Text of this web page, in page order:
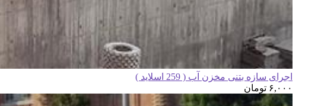
اجرای سازه بتنی مخزن آب ( 259 اسلاید )
۶,۰۰۰ تومان